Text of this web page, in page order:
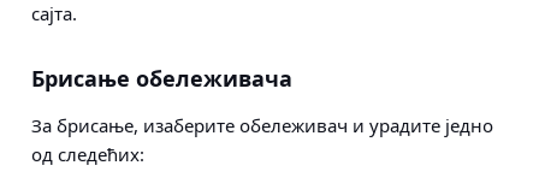
сајта.
Брисање обележивача
За брисање, изаберите обележивач и урадите једно
од следећих: